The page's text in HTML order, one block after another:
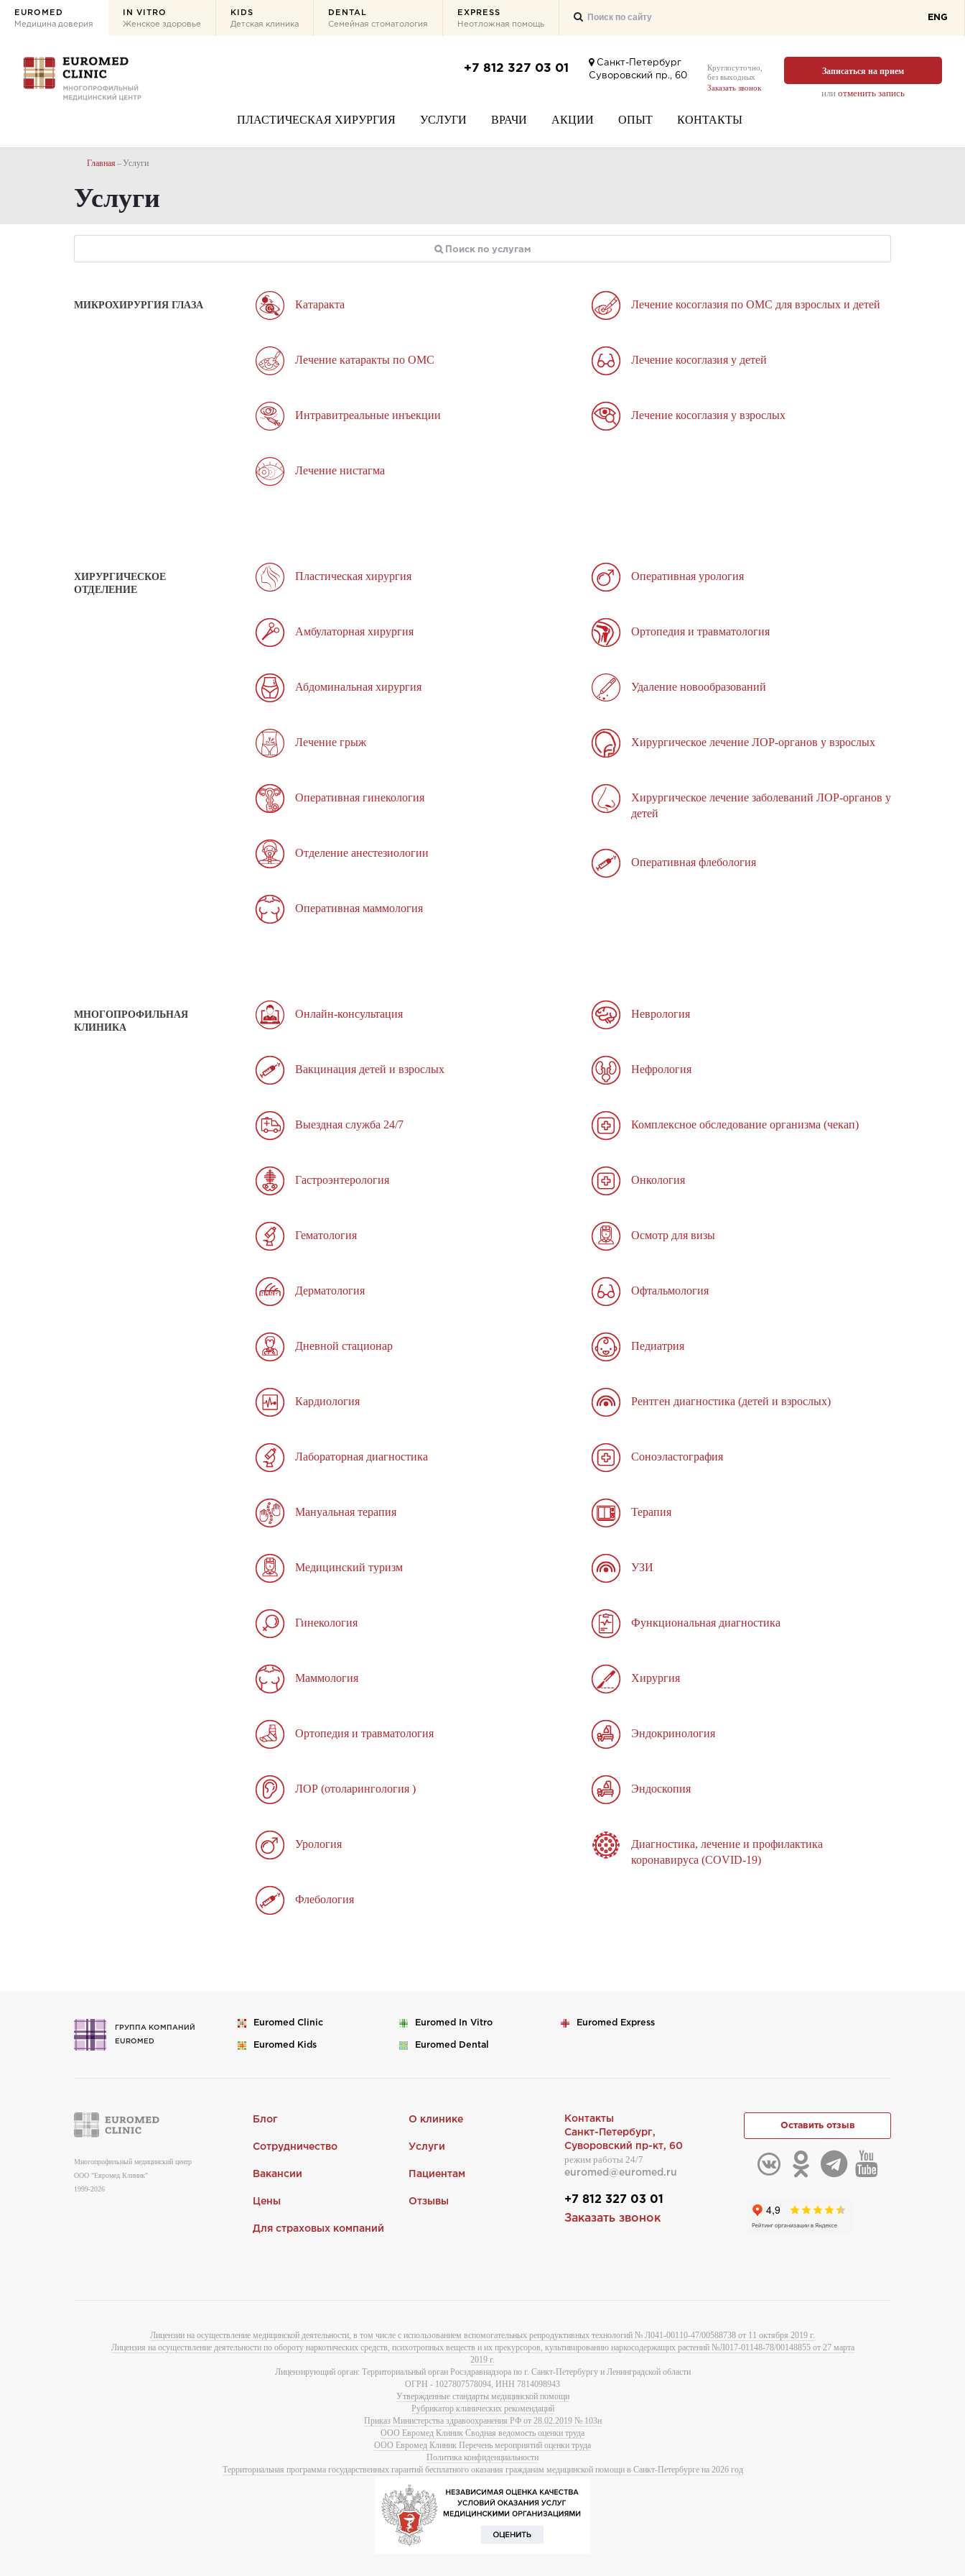
EUROMED
Медицина доверия
IN VITRO
Женское здоровье
KIDS
Детская клиника
DENTAL
Семейная стоматология
EXPRESS
Неотложная помощь
ENG
+7 812 327 03 01
Санкт-Петербург
Суворовский пр., 60
Круглосуточно,
без выходных
Заказать звонок
Записаться на прием
или отменить запись
ПЛАСТИЧЕСКАЯ ХИРУРГИЯ УСЛУГИ ВРАЧИ АКЦИИ ОПЫТ КОНТАКТЫ
Главная Услуги
Услуги
МИКРОХИРУРГИЯ ГЛАЗА Катаракта
Лечение катаракты по ОМС
Интравитреальные инъекции
Лечение нистагма
Лечение косоглазия по ОМС для взрослых и детей
Лечение косоглазия у детей
Лечение косоглазия у взрослых
ХИРУРГИЧЕСКОЕ
ОТДЕЛЕНИЕ
Пластическая хирургия
Амбулаторная хирургия
Абдоминальная хирургия
Лечение грыж
Оперативная гинекология
Отделение анестезиологии
Оперативная маммология
Оперативная урология
Ортопедия и травматология
Удаление новообразований
Хирургическое лечение ЛОР-органов у взрослых
Хирургическое лечение заболеваний ЛОР-органов у
детей
Оперативная флебология
МНОГОПРОФИЛЬНАЯ
КЛИНИКА
Онлайн-консультация
Вакцинация детей и взрослых
Выездная служба 24/7
Гастроэнтерология
Гематология
Дерматология
Дневной стационар
Кардиология
Лабораторная диагностика
Мануальная терапия
Медицинский туризм
Гинекология
Маммология
Ортопедия и травматология
ЛОР (отоларингология )
Урология
Флебология
Неврология
Нефрология
Комплексное обследование организма (чекап)
Онкология
Осмотр для визы
Офтальмология
Педиатрия
Рентген диагностика (детей и взрослых)
Соноэластография
Терапия
УЗИ
Функциональная диагностика
Хирургия
Эндокринология
Эндоскопия
Диагностика, лечение и профилактика
коронавируса (COVID-19)
ГРУППА КОМПАНИЙ
EUROMED
Euromed Clinic Euromed In Vitro Euromed Express
Euromed Kids Euromed Dental
Многопрофильный медицинский центр
ООО "Евромед Клиник"
1999-2026
Блог О клинике
Сотрудничество Услуги
Вакансии Пациентам
Цены Отзывы
Для страховых компаний
Контакты
Санкт-Петербург,
Суворовский пр-кт, 60
режим работы 24/7
euromed@euromed.ru
+7 812 327 03 01
Заказать звонок
Оставить отзыв
Лицензии на осуществление медицинской деятельности, в том числе с использованием вспомогательных репродуктивных технологий № Л041-00110-47/00588738 от 11 октября 2019 г.
Лицензия на осуществление деятельности по обороту наркотических средств, психотропных веществ и их прекурсоров, культивированию наркосодержащих растений №Л017-01148-78/00148855 от 27 марта
2019 г.
Лицензирующий орган: Территориальный орган Росздравнадзора по г. Санкт-Петербургу и Ленинградской области
ОГРН - 1027807578094, ИНН 7814098943
Утвержденные стандарты медицинской помощи
Рубрикатор клинических рекомендаций
Приказ Министерства здравоохранения РФ от 28.02.2019 № 103н
ООО Евромед Клиник Сводная ведомость оценки труда
ООО Евромед Клиник Перечень мероприятий оценки труда
Политика конфиденциальности
Территориальная программа государственных гарантий бесплатного оказания гражданам медицинской помощи в Санкт-Петербурге на 2026 год